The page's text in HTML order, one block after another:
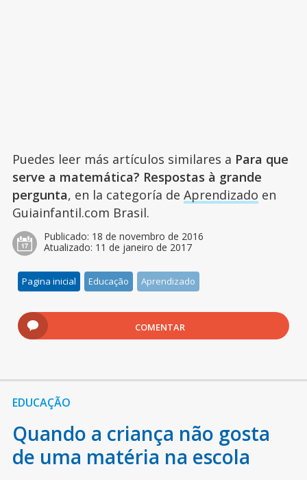
Puedes leer más artículos similares a Para que
serve a matemática? Respostas à grande
pergunta, en la categoría de Aprendizado en
Guiainfantil.com Brasil.
Publicado: 18 de novembro de 2016
Atualizado: 11 de janeiro de 2017
Pagina inicial Educação Aprendizado
COMENTAR
EDUCAÇÃO
Quando a criança não gosta
de uma matéria na escola